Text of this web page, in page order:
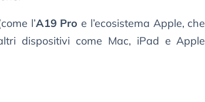
l’A19 Pro e l’ecosistema Apple, che
dispositivi come Mac, iPad e Apple